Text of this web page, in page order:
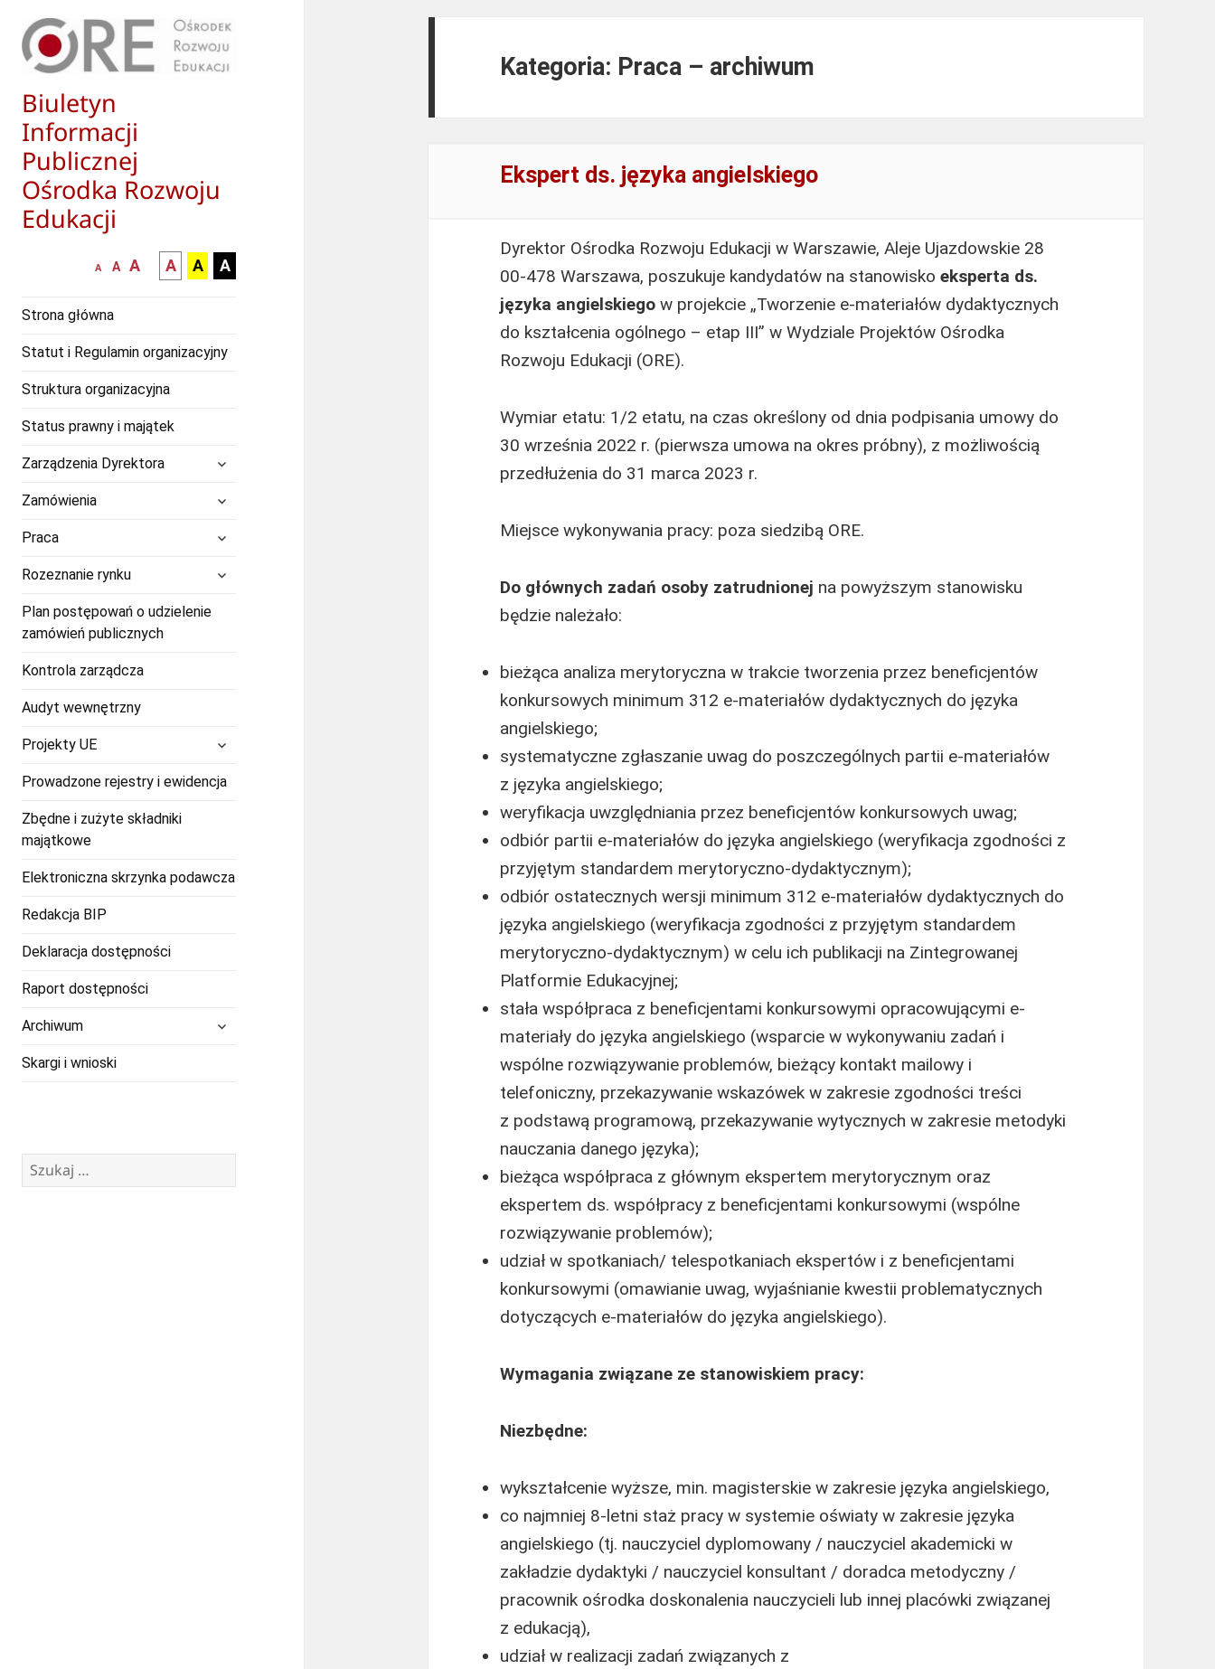
Biuletyn
Informacji
Publicznej
Ośrodka Rozwoju
Edukacji
mniejsza
A
normalna
A
większa-
czcionka
A
kontrast
czarny
białym
A
kontrast
czarny
zółtym
A
kontrast
żółty
A
Strona główna
Statut i Regulamin organizacyjny
Struktura organizacyjna
Status prawny i majątek
Zarządzenia Dyrektora
rozwiń
menu
Zamówienia
Praca
Rozeznanie rynkurozwiń
menu
potomne
Plan postępowań o udzielenie
zamówień publicznych
Kontrola zarządcza
Audyt wewnętrzny
Projekty UE
potomne
Prowadzone rejestry i ewidencja
Zbędne i zużyte składniki
majątkowe
Elektroniczna skrzynka podawcza
Redakcja BIP
Deklaracja dostępności
Raport dostępności
Archiwum
Skargi i wnioski
Szukaj:
Kategoria: Praca – archiwum
Ekspert ds. języka angielskiego
Dyrektor Ośrodka Rozwoju Edukacji w Warszawie, Aleje Ujazdowskie 28
00-478 Warszawa, poszukuje kandydatów na stanowiskoeksperta ds.
języka angielskiegow projekcie „Tworzenie e-materiałów dydaktycznych
do kształcenia ogólnego – etap III” w Wydziale Projektów Ośrodka
Rozwoju Edukacji (ORE).
Wymiar etatu: 1/2 etatu, na czas określony od dnia podpisania umowy do
30 września 2022 r. (pierwsza umowa na okres próbny), z możliwością
przedłużenia do 31 marca 2023 r.
Miejsce wykonywania pracy: poza siedzibą ORE.
Do głównych zadań osoby zatrudnionej na powyższym stanowisku
będzie należało:
bieżąca analiza merytoryczna w trakcie tworzenia przez beneficjentów
konkursowych minimum 312 e-materiałów dydaktycznych do języka
angielskiego;
systematyczne zgłaszanie uwag do poszczególnych partii e-materiałów
z języka angielskiego;
weryfikacja uwzględniania przez beneficjentów konkursowych uwag;
odbiór partii e-materiałów do języka angielskiego (weryfikacja zgodności z
przyjętym standardem merytoryczno-dydaktycznym);
odbiór ostatecznych wersji minimum 312 e-materiałów dydaktycznych do
języka angielskiego (weryfikacja zgodności z przyjętym standardem
merytoryczno-dydaktycznym) w celu ich publikacji na Zintegrowanej
Platformie Edukacyjnej;
stała współpraca z beneficjentami konkursowymi opracowującymi e-
materiały do języka angielskiego (wsparcie w wykonywaniu zadań i
wspólne rozwiązywanie problemów, bieżący kontakt mailowy i
telefoniczny, przekazywanie wskazówek w zakresie zgodności treści
z podstawą programową, przekazywanie wytycznych w zakresie metodyki
nauczania danego języka);
bieżąca współpraca z głównym ekspertem merytorycznym oraz
ekspertem ds. współpracy z beneficjentami konkursowymi (wspólne
rozwiązywanie problemów);
udział w spotkaniach/ telespotkaniach ekspertów i z beneficjentami
konkursowymi (omawianie uwag, wyjaśnianie kwestii problematycznych
dotyczących e-materiałów do języka angielskiego).
Wymagania związane ze stanowiskiem pracy:
Niezbędne:
wykształcenie wyższe, min. magisterskie w zakresie języka angielskiego,
co najmniej 8-letni staż pracy w systemie oświaty w zakresie języka
angielskiego (tj. nauczyciel dyplomowany / nauczyciel akademicki w
zakładzie dydaktyki / nauczyciel konsultant / doradca metodyczny /
pracownik ośrodka doskonalenia nauczycieli lub innej placówki związanej
z edukacją),
udział w realizacji zadań związanych z